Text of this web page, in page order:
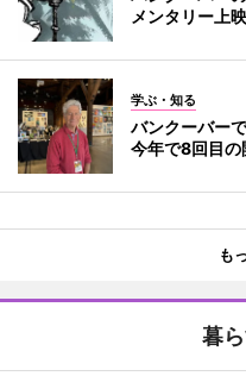
メンタリー上映
学ぶ・知る
バンクーバー
今年で8回目の
も
暮